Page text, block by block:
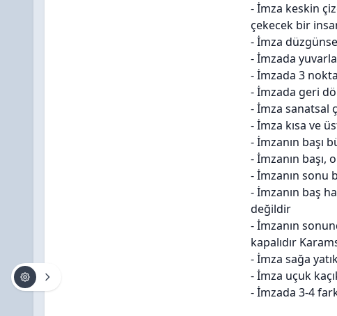
- İmza keskin
çekecek bir
- İmza
- İmzada
- İmzada 3
- İmzada geri
- İmza sanatsal
- İmza kısa ve
- İmzanın başı
- İmzanın
- İmzanın sonu
- İmzanın baş
değildir
- İmzanın
kapalıdır
- İmza sağa
- İmza uçuk
- İmzada 3-4